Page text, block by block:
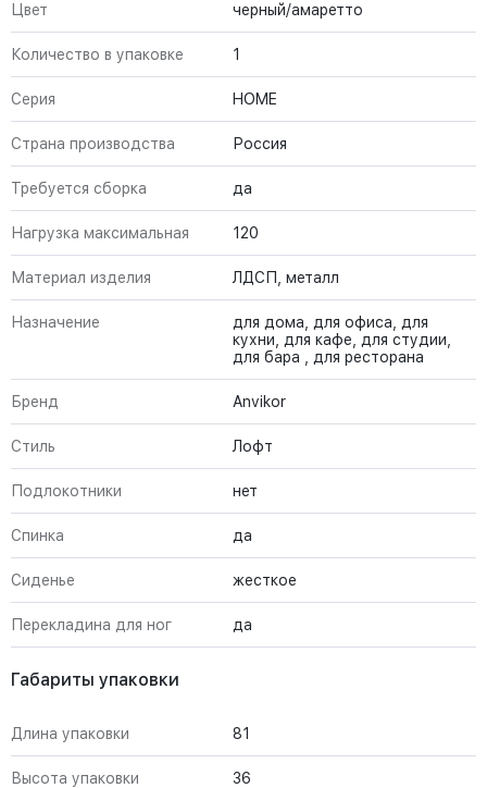
Цвет черный/амаретто
Количество в упаковке 1
Серия HOME
Страна производства Россия
Требуется сборка да
Нагрузка максимальная 120
Материал изделия ЛДСП, металл
Назначение
для дома, для офиса, для
кухни, для кафе, для студии,
для бара , для ресторана
Бренд Anvikor
Стиль Лофт
Подлокотники нет
Спинка да
Сиденье жесткое
Перекладина для ног да
Габариты упаковки
Длина упаковки 81
Высота упаковки 36